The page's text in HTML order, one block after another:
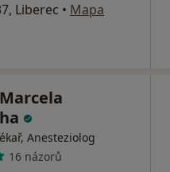
Liberec • Mapa
Anesteziolog
16 názorů